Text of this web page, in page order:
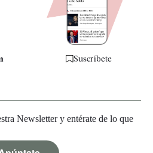
Suscríbete
Newsletter y entérate de lo que